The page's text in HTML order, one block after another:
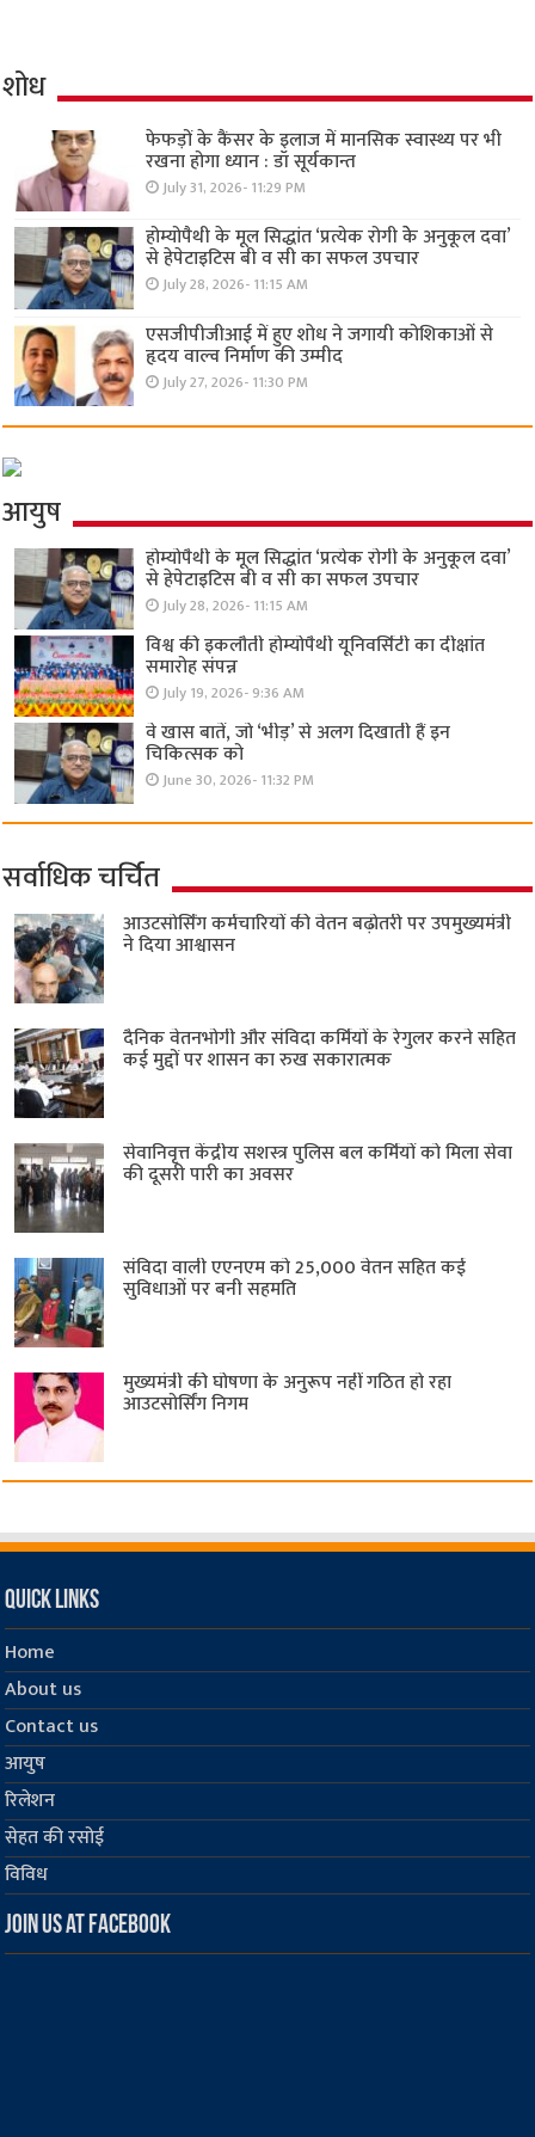
शोध
फेफड़ों के कैंसर के इलाज में मानसिक स्वास्थ्य पर भी
रखना होगा ध्यान : डॉ सूर्यकान्त
July 31, 2026- 11:29 PM
होम्योपैथी के मूल सिद्धांत ‘प्रत्येक रोगी केे अनुकूल दवा’
से हेपेटाइटिस बी व सी का सफल उपचार
July 28, 2026- 11:15 AM
एसजीपीजीआई में हुए शोध ने जगायी कोशिकाओं से
हृदय वाल्व निर्माण की उम्मीद
July 27, 2026- 11:30 PM
आयुष
होम्योपैथी के मूल सिद्धांत ‘प्रत्येक रोगी केे अनुकूल दवा’
से हेपेटाइटिस बी व सी का सफल उपचार
July 28, 2026- 11:15 AM
विश्व की इकलौती होम्योपैथी यूनिवर्सिटी का दीक्षांत
समारोह संपन्न
July 19, 2026- 9:36 AM
वे खास बातें, जो ‘भीड़’ से अलग दिखाती हैं इन
चिकित्सक को
June 30, 2026- 11:32 PM
सर्वाधिक चर्चित
आउटसोर्सिंग कर्मचारियों की वेतन बढ़ोतरी पर उपमुख्यमंत्री
ने दिया आश्वासन
दैनिक वेतनभोगी और संविदा कर्मियों के रेगुलर करने सहित
कई मुद्दों पर शासन का रुख सकारात्मक
सेवानिवृत्त केंद्रीय सशस्त्र पुलिस बल ​कर्मियों को मिला सेवा
की दूसरी पारी का अवसर
संविदा वाली एएनएम को 25,000 वेतन सहित कई
सुविधाओं पर बनी सहमति
मुख्यमंत्री की घोषणा के अनुरूप नहीं गठित हो रहा
आउटसोर्सिंग निगम
Quick Links
Home
About us
Contact us
आयुष
रिलेशन
सेहत की रसोई
विविध
Join us at Facebook